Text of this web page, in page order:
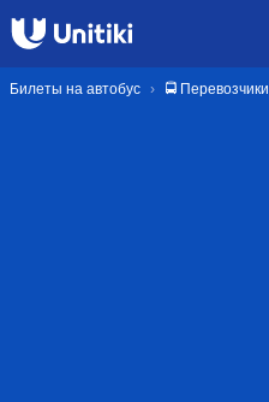
Билеты на автобус 🚍 Перевозчики